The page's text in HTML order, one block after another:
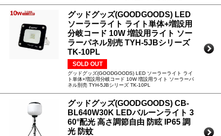
グッドグッズ(GOODGOODS) LED
ソーラーライト ライト単体+増設用
分岐コード 10W 増設用ライト ソー
ラーパネル別売 TYH-5JBシリーズ
TK-10PL
SOLD OUT
グッドグッズ(GOODGOODS) LED ソーラーライト ライ
ト単体+増設用分岐コード 10W 増設用ライト ソーラーパ
ネル別売 TYH-5JBシリーズ TK-10PL
グッドグッズ(GOODGOODS) CB-
BL640W30K LEDバルーンライト 3
60°配光 高さ調節自由 防眩 IP65 調
光 防蚊